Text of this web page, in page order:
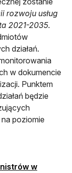
rozwoju usług
2021-2035.
działań.
w dokumencie
Punktem
będzie
poziomie
w